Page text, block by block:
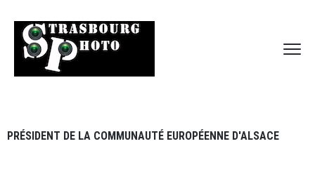
PRÉSIDENT DE LA COMMUNAUTÉ EUROPÉENNE D'ALSACE